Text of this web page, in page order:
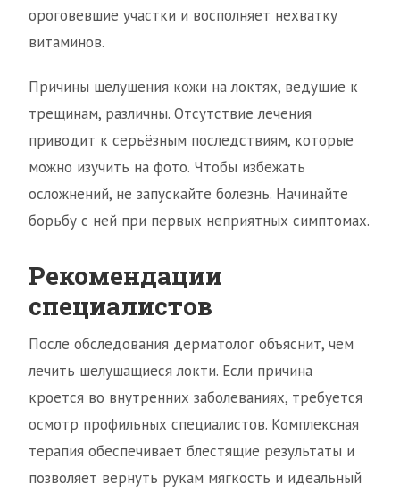
ороговевшие участки и восполняет нехватку
витаминов.
Причины шелушения кожи на локтях, ведущие к
трещинам, различны. Отсутствие лечения
приводит к серьёзным последствиям, которые
можно изучить на фото. Чтобы избежать
осложнений, не запускайте болезнь. Начинайте
борьбу с ней при первых неприятных симптомах.
Рекомендации
специалистов
После обследования дерматолог объяснит, чем
лечить шелушащиеся локти. Если причина
кроется во внутренних заболеваниях, требуется
осмотр профильных специалистов. Комплексная
терапия обеспечивает блестящие результаты и
позволяет вернуть рукам мягкость и идеальный